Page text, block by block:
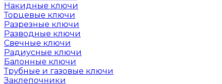
Накидные ключи
Торцевые ключи
Разрезные ключи
Разводные ключи
Свечные ключи
Радиусные ключи
Балонные ключи
Трубные и газовые ключи
Заклепочники